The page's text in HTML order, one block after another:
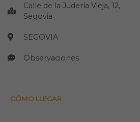
Calle de la Judería Vieja, 12,
Segovia
SEGOVIA
Observaciones
CÓMO LLEGAR